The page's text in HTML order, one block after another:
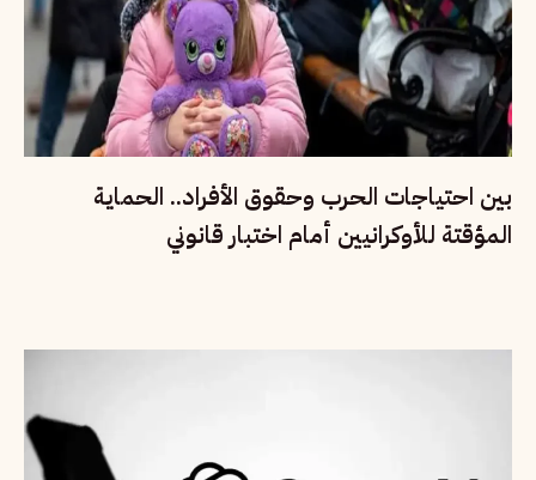
بين احتياجات الحرب وحقوق الأفراد.. الحماية
المؤقتة للأوكرانيين أمام اختبار قانوني